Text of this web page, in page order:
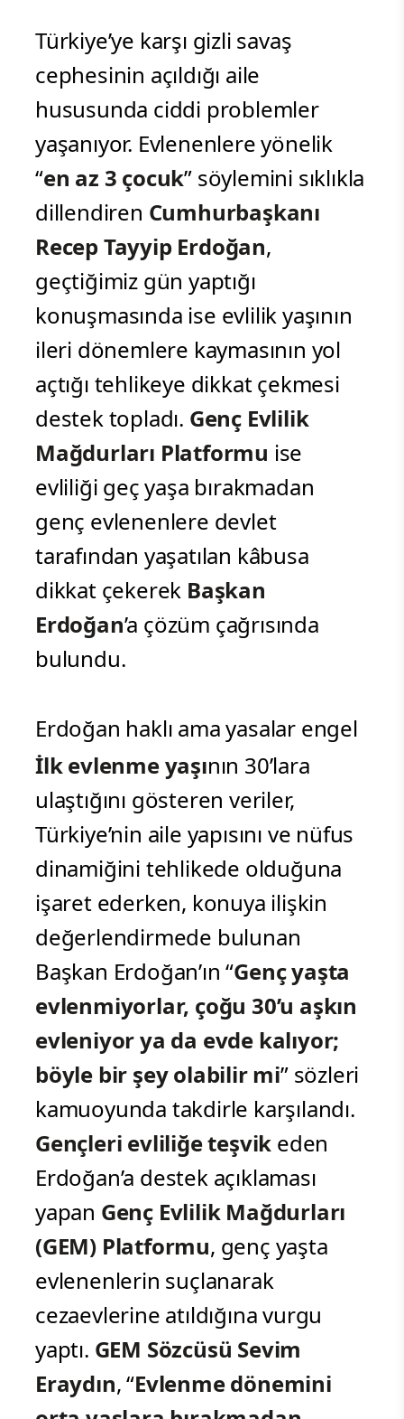
Türkiye’ye karşı gizli savaş
cephesinin açıldığı aile
hususunda ciddi problemler
yaşanıyor. Evlenenlere yönelik
“en az 3 çocuk” söylemini sıklıkla
dillendiren Cumhurbaşkanı
Recep Tayyip Erdoğan,
geçtiğimiz gün yaptığı
konuşmasında ise evlilik yaşının
ileri dönemlere kaymasının yol
açtığı tehlikeye dikkat çekmesi
destek topladı. Genç Evlilik
Mağdurları Platformu ise
evliliği geç yaşa bırakmadan
genç evlenenlere devlet
tarafından yaşatılan kâbusa
dikkat çekerek Başkan
Erdoğan’a çözüm çağrısında
bulundu.
Erdoğan haklı ama yasalar engel
İlk evlenme yaşının 30’lara
ulaştığını gösteren veriler,
Türkiye’nin aile yapısını ve nüfus
dinamiğini tehlikede olduğuna
işaret ederken, konuya ilişkin
değerlendirmede bulunan
Başkan Erdoğan’ın “Genç yaşta
evlenmiyorlar, çoğu 30’u aşkın
evleniyor ya da evde kalıyor;
böyle bir şey olabilir mi” sözleri
kamuoyunda takdirle karşılandı.
Gençleri evliliğe teşvik eden
Erdoğan’a destek açıklaması
yapan Genç Evlilik Mağdurları
(GEM) Platformu, genç yaşta
evlenenlerin suçlanarak
cezaevlerine atıldığına vurgu
yaptı. GEM Sözcüsü Sevim
Eraydın, “Evlenme dönemini